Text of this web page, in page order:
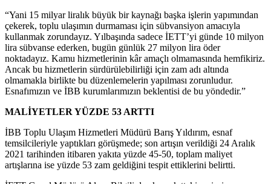
“Yani 15 milyar liralık büyük bir kaynağı başka işlerin yapımından
çekerek, toplu ulaşımın durmaması için sübvansiyon amacıyla
kullanmak zorundayız. Yılbaşında sadece İETT’yi günde 10 milyon
lira sübvanse ederken, bugün günlük 27 milyon lira öder
noktadayız. Kamu hizmetlerinin kâr amaçlı olmamasında hemfikiriz.
Ancak bu hizmetlerin sürdürülebilirliği için zam adı altında
olmamakla birlikte bu düzenlemelerin yapılması zorunludur.
Esnafımızın ve İBB kurumlarımızın beklentisi de bu yöndedir.”
MALİYETLER YÜZDE 53 ARTTI
İBB Toplu Ulaşım Hizmetleri Müdürü Barış Yıldırım, esnaf
temsilcileriyle yaptıkları görüşmede; son artışın verildiği 24 Aralık
2021 tarihinden itibaren yakıta yüzde 45-50, toplam maliyet
artışlarına ise yüzde 53 zam geldiğini tespit ettiklerini belirtti.